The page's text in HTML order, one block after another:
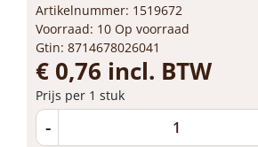
Artikelnummer: 1519672
Voorraad: 10 Op voorraad
Gtin: 8714678026041
€ 0,76 incl. BTW
Prijs per 1 stuk
-